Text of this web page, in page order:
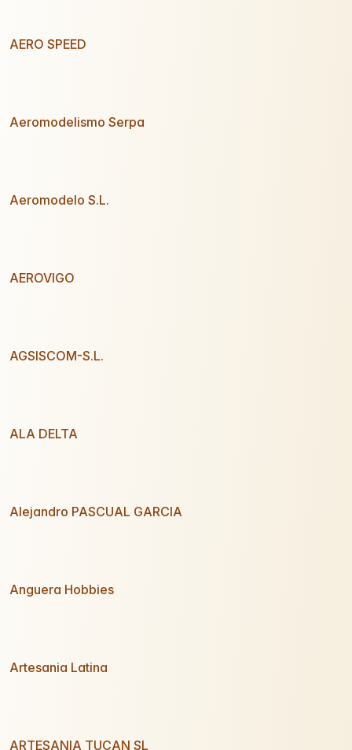
AERO SPEED
Aeromodelismo Serpa
Aeromodelo S.L.
AEROVIGO
AGSISCOM-S.L.
ALA DELTA
Alejandro PASCUAL GARCIA
Anguera Hobbies
Artesania Latina
ARTESANIA TUCAN SL